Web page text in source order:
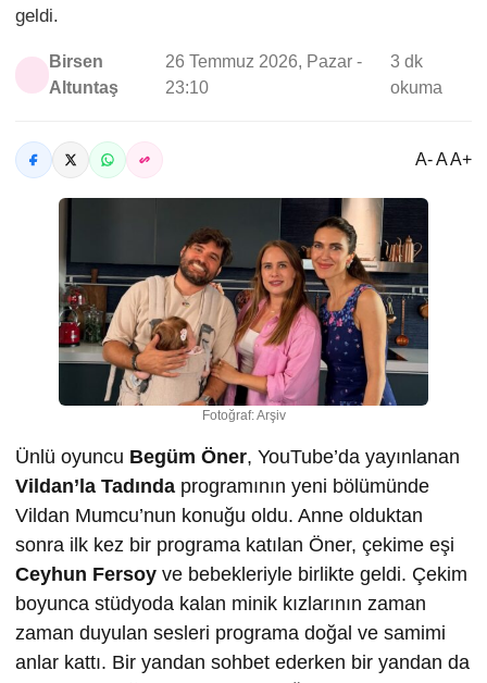
geldi.
Birsen
Altuntaş
26 Temmuz 2026, Pazar -
23:10
3 dk
okuma
A- A A+
Fotoğraf: Arşiv
Ünlü oyuncu Begüm Öner, YouTube’da yayınlanan
Vildan’la Tadında programının yeni bölümünde
Vildan Mumcu’nun konuğu oldu. Anne olduktan
sonra ilk kez bir programa katılan Öner, çekime eşi
Ceyhun Fersoy ve bebekleriyle birlikte geldi. Çekim
boyunca stüdyoda kalan minik kızlarının zaman
zaman duyulan sesleri programa doğal ve samimi
anlar kattı. Bir yandan sohbet ederken bir yandan da